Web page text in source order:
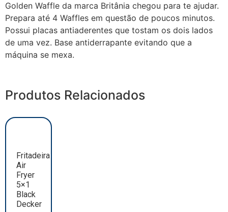
Golden Waffle da marca Britânia chegou para te ajudar.
Prepara até 4 Waffles em questão de poucos minutos.
Possui placas antiaderentes que tostam os dois lados
de uma vez. Base antiderrapante evitando que a
máquina se mexa.
Produtos Relacionados
Fritadeira
Air
Fryer
5×1
Black
Decker